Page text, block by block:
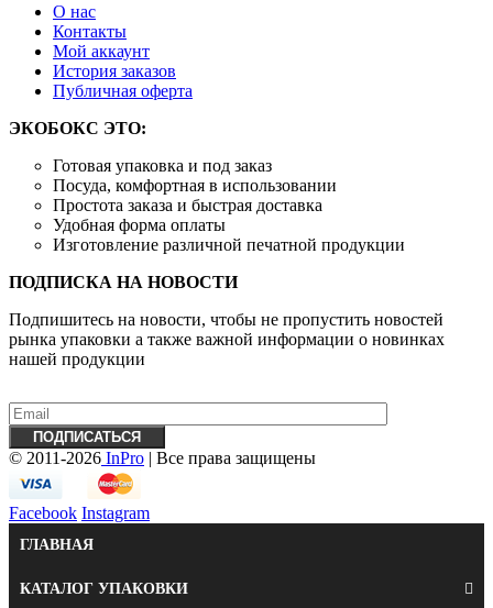
О нас
Контакты
Mой аккаунт
История заказов
Публичная оферта
ЭКОБОКС ЭТО:
Готовая упаковка и под заказ
Посуда, комфортная в использовании
Простота заказа и быстрая доставка
Удобная форма оплаты
Изготовление различной печатной продукции
ПОДПИСКА НА НОВОСТИ
Подпишитесь на новости, чтобы не пропустить новостей
рынка упаковки а также важной информации о новинках
нашей продукции
© 2011-2026 InPro | Все права защищены
Facebook Instagram
ГЛАВНАЯ
КАТАЛОГ УПАКОВКИ